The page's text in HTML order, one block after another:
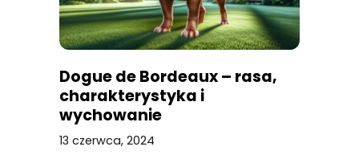
Dogue de Bordeaux – rasa,
charakterystyka i
wychowanie
13 czerwca, 2024